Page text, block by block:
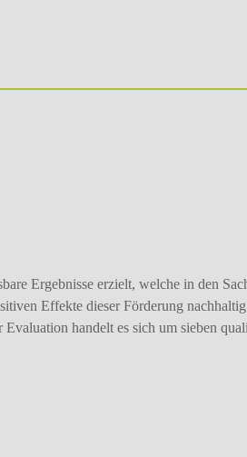
Ergebnisse erzielt, welche in den
Effekte dieser Förderung
handelt es sich um sieben